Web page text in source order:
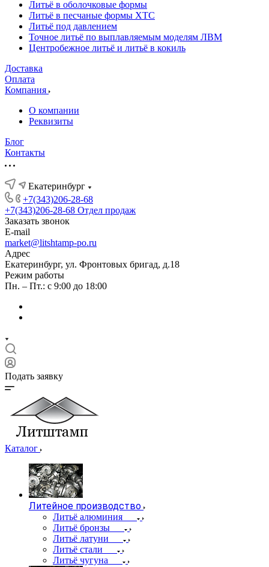
Литьё в оболочковые формы
Литьё в песчаные формы ХТС
Литьё под давлением
Точное литьё по выплавляемым моделям ЛВМ
Центробежное литьё и литьё в кокиль
Доставка
Оплата
Компания
О компании
Реквизиты
Блог
Контакты
Екатеринбург
+7(343)206-28-68
+7(343)206-28-68 Отдел продаж
Заказать звонок
E-mail
market@litshtamp-po.ru
Адрес
Екатеринбург, ул. Фронтовых бригад, д.18
Режим работы
Пн. – Пт.: с 9:00 до 18:00
Подать заявку
Каталог
Литейное производство
Литьё алюминия
Литьё бронзы
Литьё латуни
Литьё стали
Литьё чугуна